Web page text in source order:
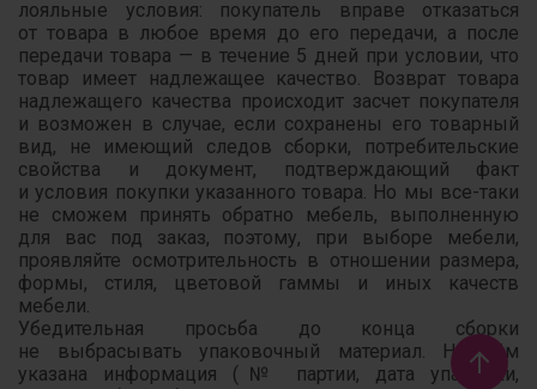
лояльные условия: покупатель вправе отказаться
от товара в любое время до его передачи, а после
передачи товара — в течение 5 дней при условии, что
товар имеет надлежащее качество. Возврат товара
надлежащего качества происходит засчет покупателя
и возможен в случае, если сохранены его товарный
вид, не имеющий следов сборки, потребительские
свойства и документ, подтверждающий факт
и условия покупки указанного товара. Но мы все-таки
не сможем принять обратно мебель, выполненную
для вас под заказ, поэтому, при выборе мебели,
проявляйте осмотрительность в отношении размера,
формы, стиля, цветовой гаммы и иных качеств
мебели.
Убедительная просьба до конца сборки
не выбрасывать упаковочный материал. На нём
указана информация (№ партии, дата упаковки,